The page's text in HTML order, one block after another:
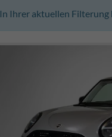
In Ihrer aktuellen